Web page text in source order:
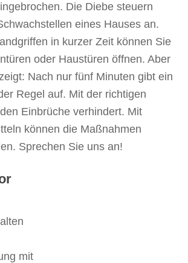
Die Diebe steuern
eines Hauses an.
in kurzer Zeit können Sie
oder Haustüren öffnen. Aber
Nach nur fünf Minuten gibt ein
Regel auf. Mit der richtigen
Einbrüche verhindert. Mit
können die Maßnahmen
Sprechen Sie uns an!
mit